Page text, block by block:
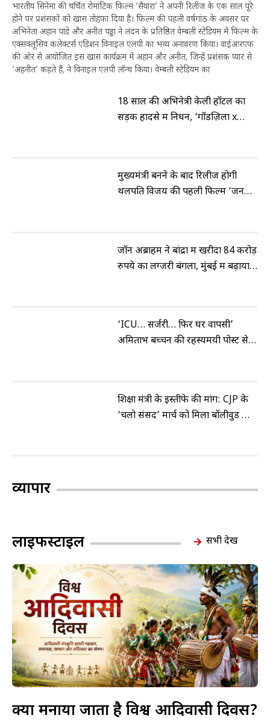
कलेक्टर्स एडिशन विनाइल एलपी
भारतीय सिनेमा की चर्चित रोमांटिक फिल्म ‘सैयारा’ ने अपनी रिलीज के एक साल पूरे
होने पर प्रशंसकों को खास तोहफा दिया है। फिल्म की पहली वर्षगांठ के अवसर पर
अभिनेता अहान पांडे और अनीत पड्डा ने लंदन के प्रतिष्ठित वेम्बली स्टेडियम में फिल्म के
एक्सक्लूसिव कलेक्टर्स एडिशन विनाइल एलपी का भव्य अनावरण किया। वाईआरएफ
की ओर से आयोजित इस खास कार्यक्रम में अहान और अनीत, जिन्हें प्रशंसक प्यार से
‘अहनीत’ कहते हैं, ने विनाइल एलपी लॉन्च किया। वेम्बली स्टेडियम का
18 साल की अभिनेत्री केली हॉटल का
सड़क हादसे में निधन, ‘गॉडज़िला x
मुख्यमंत्री बनने के बाद रिलीज होगी
थलपति विजय की पहली फिल्म ‘जन
जॉन अब्राहम ने बांद्रा में खरीदा 84 करोड़
रुपये का लग्जरी बंगला, मुंबई में बढ़ाया
‘ICU… सर्जरी… फिर घर वापसी’
अमिताभ बच्चन की रहस्यमयी पोस्ट से
शिक्षा मंत्री के इस्तीफे की मांग: CJP के
‘चलो संसद’ मार्च को मिला बॉलीवुड का
व्यापार
लाइफस्टाइल सभी देखें
क्यों मनाया जाता है विश्व आदिवासी दिवस?